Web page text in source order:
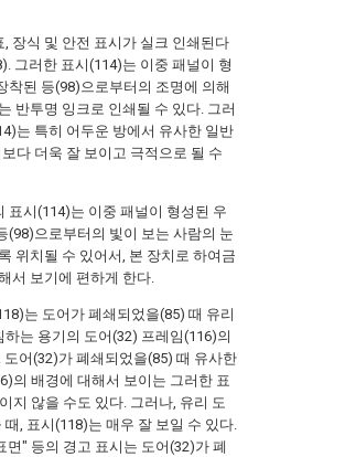
장식 및 안전 표시가 실크 인쇄된다
그러한 표시(114)는 이중 패널이 형
착된 등(98)으로부터의 조명에 의해
반투명 잉크로 인쇄될 수 있다. 그러
는 특히 어두운 방에서 유사한 일반
다 더욱 잘 보이고 극적으로 될 수
표시(114)는 이중 패널이 형성된 우
(98)으로부터의 빛이 보는 사람의 눈
위치될 수 있어서, 본 장치로 하여금
서 보기에 편하게 한다.
는 도어가 폐쇄되었을(85) 때 유리
는 용기의 도어(32) 프레임(116)의
도어(32)가 폐쇄되었을(85) 때 유사한
의 배경에 대해서 보이는 그러한 표
지 않을 수도 있다. 그러나, 유리 도
, 표시(118)는 매우 잘 보일 수 있다.
면" 등의 경고 표시는 도어(32)가 폐